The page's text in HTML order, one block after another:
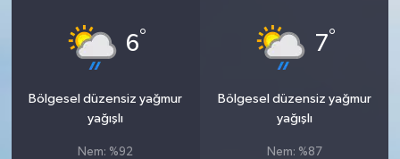
6°
Bölgesel düzensiz yağmur
yağışlı
Nem: %92
7°
Bölgesel düzensiz yağmur
yağışlı
Nem: %87